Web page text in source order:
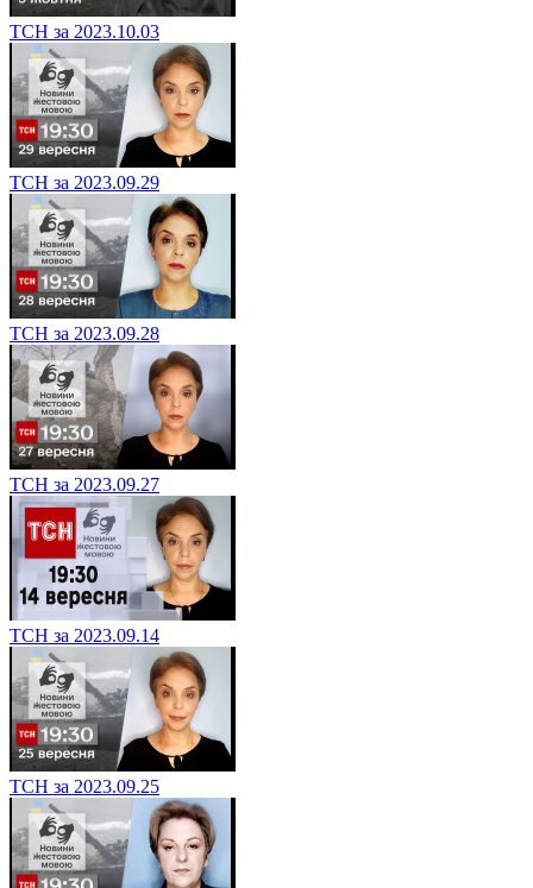
ТСН за 2023.10.03
ТСН за 2023.09.29
ТСН за 2023.09.28
ТСН за 2023.09.27
ТСН за 2023.09.14
ТСН за 2023.09.25